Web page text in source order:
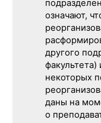
означают,
другого
некоторых
даны на
о